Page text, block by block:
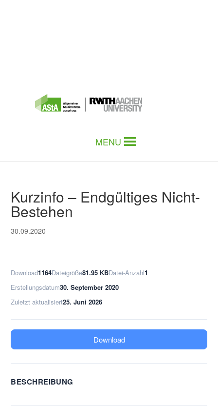
MENU
Kurzinfo – Endgültiges Nicht-
Bestehen
30.09.2020
Download1164Dateigröße81.95 KBDatei-Anzahl1
Erstellungsdatum30. September 2020
Zuletzt aktualisiert25. Juni 2026
Download
BESCHREIBUNG